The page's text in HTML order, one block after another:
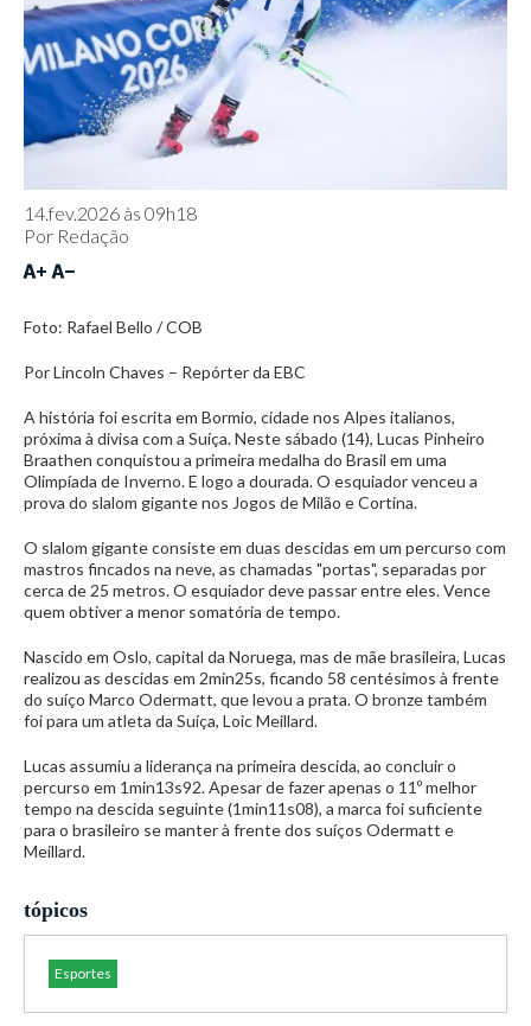
14.fev.2026 às 09h18
Por Redação
Foto: Rafael Bello / COB
Por Lincoln Chaves – Repórter da EBC
A história foi escrita em Bormio, cidade nos Alpes italianos,
próxima à divisa com a Suíça. Neste sábado (14), Lucas Pinheiro
Braathen conquistou a primeira medalha do Brasil em uma
Olimpíada de Inverno. E logo a dourada. O esquiador venceu a
prova do slalom gigante nos Jogos de Milão e Cortina.
O slalom gigante consiste em duas descidas em um percurso com
mastros fincados na neve, as chamadas "portas", separadas por
cerca de 25 metros. O esquiador deve passar entre eles. Vence
quem obtiver a menor somatória de tempo.
Nascido em Oslo, capital da Noruega, mas de mãe brasileira, Lucas
realizou as descidas em 2min25s, ficando 58 centésimos à frente
do suíço Marco Odermatt, que levou a prata. O bronze também
foi para um atleta da Suíça, Loic Meillard.
Lucas assumiu a liderança na primeira descida, ao concluir o
percurso em 1min13s92. Apesar de fazer apenas o 11º melhor
tempo na descida seguinte (1min11s08), a marca foi suficiente
para o brasileiro se manter à frente dos suíços Odermatt e
Meillard.
tópicos
Esportes